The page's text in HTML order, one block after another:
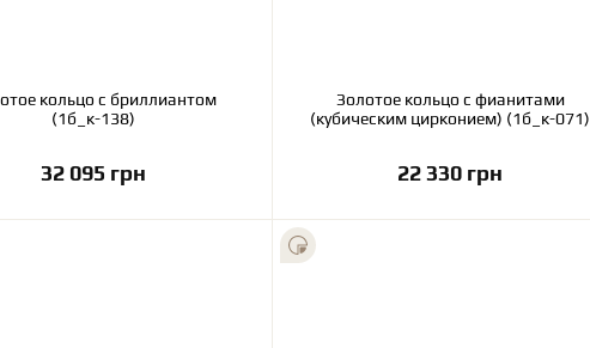
кольцо с бриллиантом
(1б_к-138)
32 095 грн
В корзину
Золотое кольцо с фианитами
(кубическим цирконием) (1б_к-071)
22 330 грн
В корзину